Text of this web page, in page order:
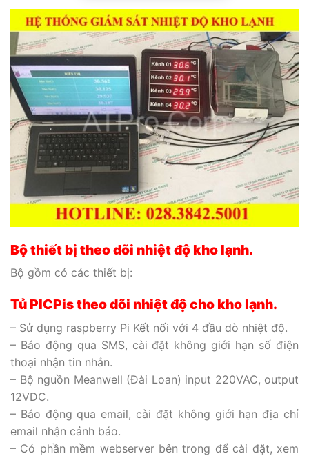
Bộ thiết bị theo dõi nhiệt độ kho lạnh.
Bộ gồm có các thiết bị:
Tủ PlCPis theo dõi nhiệt độ cho kho lạnh.
– Sử dụng raspberry Pi Kết nối với 4 đầu dò nhiệt độ.
– Báo động qua SMS, cài đặt không giới hạn số điện
thoại nhận tin nhắn.
– Bộ nguồn Meanwell (Đài Loan) input 220VAC, output
12VDC.
– Báo động qua email, cài đặt không giới hạn địa chỉ
email nhận cảnh báo.
– Có phần mềm webserver bên trong để cài đặt, xem